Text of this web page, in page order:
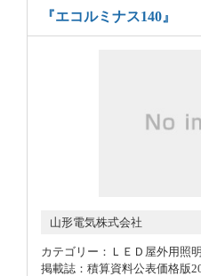
『エコルミナス140』
山形電気株式会社
カテゴリー：ＬＥＤ屋外用照
掲載誌：積算資料公表価格版